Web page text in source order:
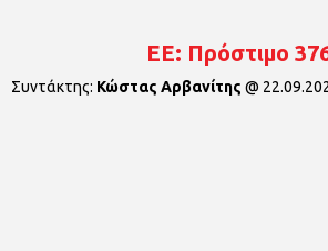
EE: Πρόστιμο
Συντάκτης: Κώστας Αρβανίτης @